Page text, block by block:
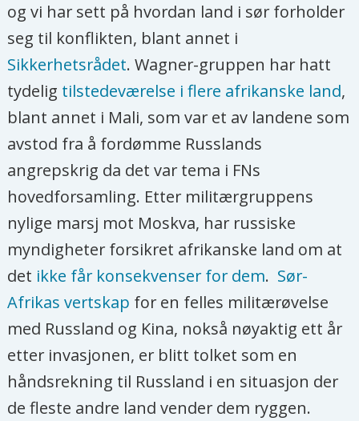
og vi har sett på hvordan land i sør forholder
seg til konflikten, blant annet i
Sikkerhetsrådet. Wagner-gruppen har hatt
tydelig tilstedeværelse i flere afrikanske land,
blant annet i Mali, som var et av landene som
avstod fra å fordømme Russlands
angrepskrig da det var tema i FNs
hovedforsamling. Etter militærgruppens
nylige marsj mot Moskva, har russiske
myndigheter forsikret afrikanske land om at
det ikke får konsekvenser for dem. Sør-
Afrikas vertskap for en felles militærøvelse
med Russland og Kina, nokså nøyaktig ett år
etter invasjonen, er blitt tolket som en
håndsrekning til Russland i en situasjon der
de fleste andre land vender dem ryggen.